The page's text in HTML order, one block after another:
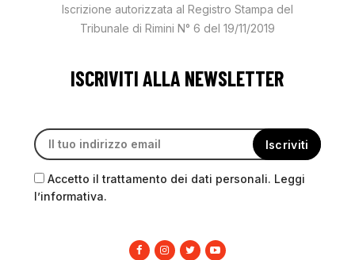
Iscrizione autorizzata al Registro Stampa del
Tribunale di Rimini N° 6 del 19/11/2019
ISCRIVITI ALLA NEWSLETTER
Accetto il trattamento dei dati personali. Leggi
l’informativa.